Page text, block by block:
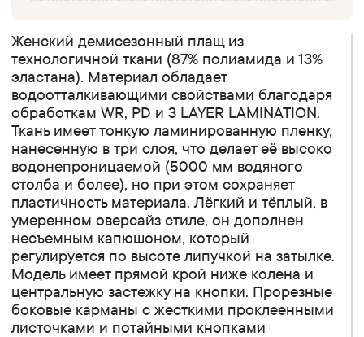
Женский демисезонный плащ из
технологичной ткани (87% полиамида и 13%
эластана). Материал обладает
водоотталкивающими свойствами благодаря
обработкам WR, PD и 3 LAYER LAMINATION.
Ткань имеет тонкую ламинированную пленку,
нанесенную в три слоя, что делает её высоко
водонепроницаемой (5000 мм водяного
столба и более), но при этом сохраняет
пластичность материала. Лёгкий и тёплый, в
умеренном оверсайз стиле, он дополнен
несъемным капюшоном, который
регулируется по высоте липучкой на затылке.
Модель имеет прямой крой ниже колена и
центральную застежку на кнопки. Прорезные
боковые карманы с жесткими проклеенными
листочками и потайными кнопками